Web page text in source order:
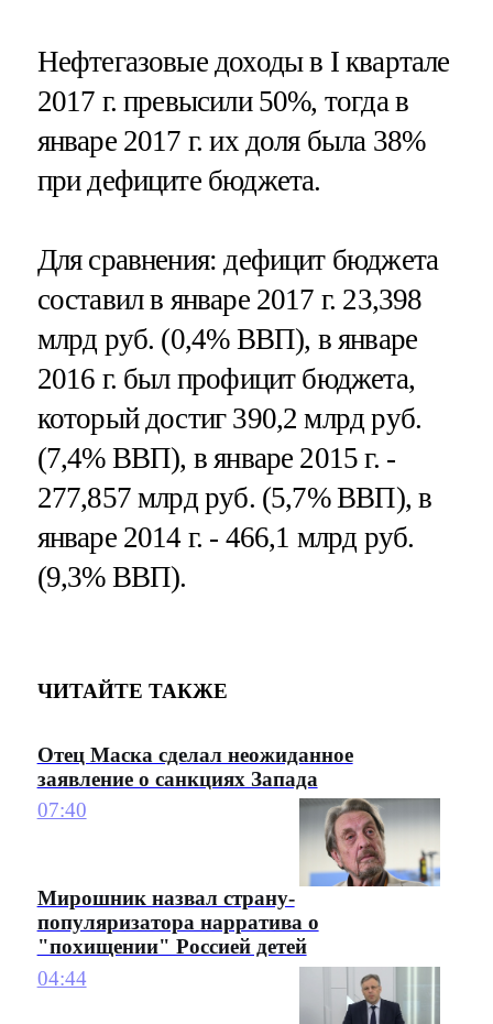
Нефтегазовые доходы в I квартале
2017 г. превысили 50%, тогда в
январе 2017 г. их доля была 38%
при дефиците бюджета.
Для сравнения: дефицит бюджета
составил в январе 2017 г. 23,398
млрд руб. (0,4% ВВП), в январе
2016 г. был профицит бюджета,
который достиг 390,2 млрд руб.
(7,4% ВВП), в январе 2015 г. -
277,857 млрд руб. (5,7% ВВП), в
январе 2014 г. - 466,1 млрд руб.
(9,3% ВВП).
ЧИТАЙТЕ ТАКЖЕ
Отец Маска сделал неожиданное
заявление о санкциях Запада
07:40
Мирошник назвал страну-
популяризатора нарратива о
"похищении" Россией детей
04:44